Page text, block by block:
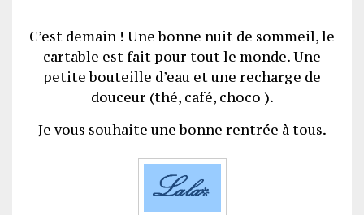
C’est demain ! Une bonne nuit de sommeil, le
cartable est fait pour tout le monde. Une
petite bouteille d’eau et une recharge de
douceur (thé, café, choco ).
Je vous souhaite une bonne rentrée à tous.